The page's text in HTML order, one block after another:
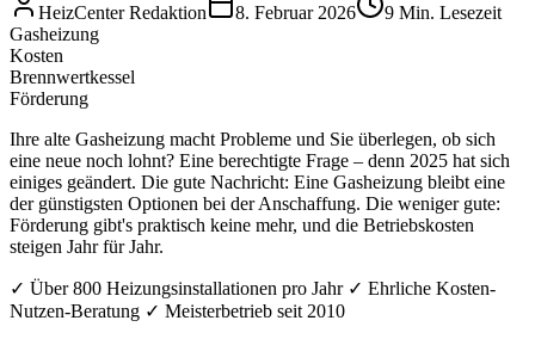
HeizCenter Redaktion 8. Februar 2026 9 Min. Lesezeit
Gasheizung
Kosten
Brennwertkessel
Förderung
Ihre alte Gasheizung macht Probleme und Sie überlegen, ob sich
eine neue noch lohnt? Eine berechtigte Frage – denn 2025 hat sich
einiges geändert. Die gute Nachricht: Eine Gasheizung bleibt eine
der günstigsten Optionen bei der Anschaffung. Die weniger gute:
Förderung gibt's praktisch keine mehr, und die Betriebskosten
steigen Jahr für Jahr.
✓ Über 800 Heizungsinstallationen pro Jahr ✓ Ehrliche Kosten-
Nutzen-Beratung ✓ Meisterbetrieb seit 2010